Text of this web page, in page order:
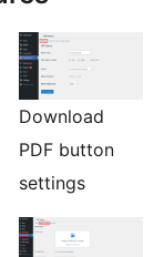
Download
PDF button
settings